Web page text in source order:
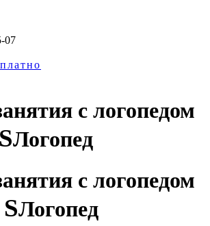
07
с логопедом
SЛогопед
с логопедом
SЛогопед